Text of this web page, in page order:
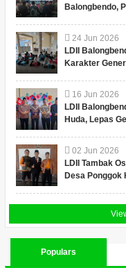
Balongbendo,
24 Jun 2026
LDII
Karakter
16 Jun 2026
LDII
Huda, Lepas
02 Jun 2026
LDII Tambak
Desa Ponggok
Populars